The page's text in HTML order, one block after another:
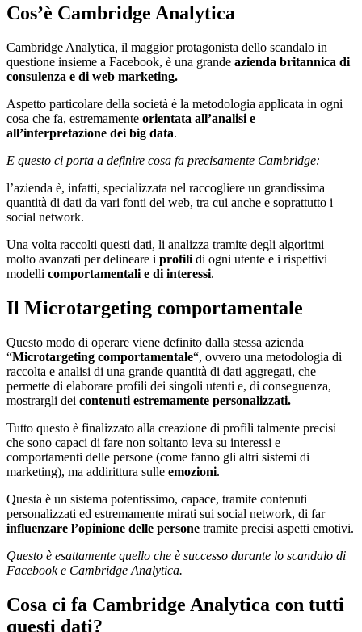
Cos’è Cambridge Analytica
Cambridge Analytica, il maggior protagonista dello scandalo in
questione insieme a Facebook, è una grande azienda britannica di
consulenza e di web marketing.
Aspetto particolare della società è la metodologia applicata in ogni
cosa che fa, estremamente orientata all’analisi e
all’interpretazione dei big data.
E questo ci porta a definire cosa fa precisamente Cambridge:
l’azienda è, infatti, specializzata nel raccogliere un grandissima
quantità di dati da vari fonti del web, tra cui anche e soprattutto i
social network.
Una volta raccolti questi dati, li analizza tramite degli algoritmi
molto avanzati per delineare i profili di ogni utente e i rispettivi
modelli comportamentali e di interessi.
Il Microtargeting comportamentale
Questo modo di operare viene definito dalla stessa azienda
“Microtargeting comportamentale“, ovvero una metodologia di
raccolta e analisi di una grande quantità di dati aggregati, che
permette di elaborare profili dei singoli utenti e, di conseguenza,
mostrargli dei contenuti estremamente personalizzati.
Tutto questo è finalizzato alla creazione di profili talmente precisi
che sono capaci di fare non soltanto leva su interessi e
comportamenti delle persone (come fanno gli altri sistemi di
marketing), ma addirittura sulle emozioni.
Questa è un sistema potentissimo, capace, tramite contenuti
personalizzati ed estremamente mirati sui social network, di far
influenzare l’opinione delle persone tramite precisi aspetti emotivi.
Questo è esattamente quello che è successo durante lo scandalo di
Facebook e Cambridge Analytica.
Cosa ci fa Cambridge Analytica con tutti
questi dati?